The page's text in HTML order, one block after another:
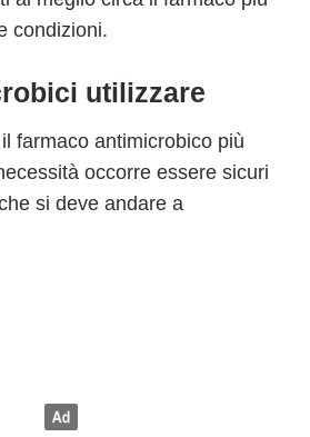
condizioni.
utilizzare
farmaco antimicrobico più
occorre essere sicuri
si deve andare a